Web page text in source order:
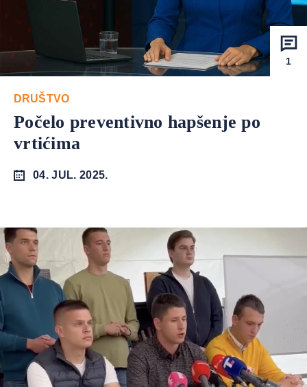
1
DRUŠTVO
Počelo preventivno hapšenje po
vrtićima
04. JUL. 2025.